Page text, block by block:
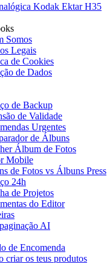
Kodak Ektar H35
Somos
Legais
de Cookies
de Dados
de Backup
de Validade
Urgentes
de Álbuns
Álbum de Fotos
Mobile
de Fotos vs Álbuns Press
24h
de Projetos
do Editor
AI
de Encomenda
criar os teus produtos